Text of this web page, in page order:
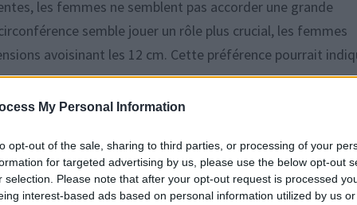
My Personal Information
opt-out of the sale, sharing to third parties, or processing of your
for targeted advertising by us, please use the below opt-out
selection. Please note that after your opt-out request is processed
interest-based ads based on personal information utilized by us
les femmes ne semblent pas accorder une grande
semble jouer un rôle plus crucial, les femmes
avoisinant les 12 cm. Cette préférence pourrait
constaté que les consommateurs ne montraient aucune
réalistes, à l’exception d’une texture